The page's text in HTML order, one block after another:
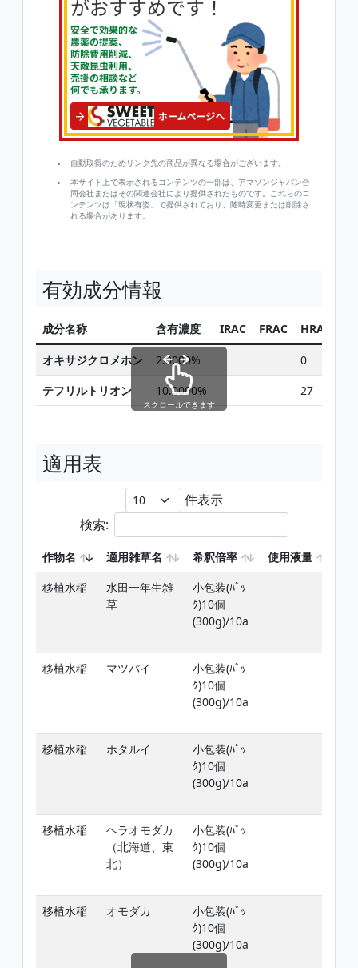
自動取得のためリンク先の商品が異なる場合がございます。
本サイト上で表示されるコンテンツの一部は、アマゾンジャパン合
同会社またはその関連会社により提供されたものです。これらのコ
ンテンツは「現状有姿」で提供されており、随時変更または削除さ
れる場合があります。
有効成分情報
成分名称 含有濃度 IRAC FRAC HRAC
オキサジクロメホン 2.0000%
0
テフリルトリオン
10.0000% 27
スクロールできます
適用表
件表示
検索:
作物名 適用雑草名 希釈倍率 使用液量
移植水稲
水田一年生雑
草
小包装(ﾊﾟｯ
ｸ)10個
(300g)/10a
移植水稲
マツバイ
小包装(ﾊﾟｯ
ｸ)10個
(300g)/10a
移植水稲
ホタルイ
小包装(ﾊﾟｯ
ｸ)10個
(300g)/10a
移植水稲
ヘラオモダカ
（北海道、東
北）
小包装(ﾊﾟｯ
ｸ)10個
(300g)/10a
移植水稲
オモダカ
小包装(ﾊﾟｯ
ｸ)10個
(300g)/10a